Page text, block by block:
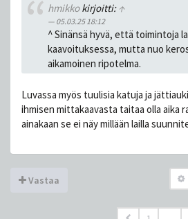
hmikkokirjoitti: ↑
05.03.25 18:12
^ Sinänsä hyvä, että toimintoja
kaavoituksessa, mutta nuo
aikamoinen ripotelma.
Luvassa myös tuulisia katuja ja
ihmisen mittakaavasta taitaa olla aika
ainakaan se ei näy millään lailla
Vastaa